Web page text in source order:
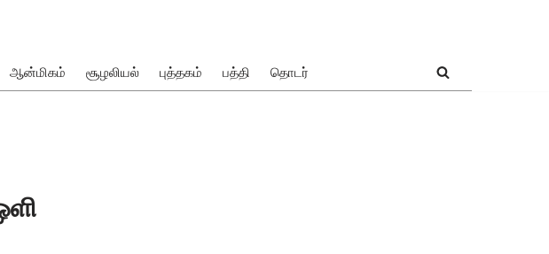
ஆன்மிகம் சூழலியல் புத்தகம் பத்தி தொடர்